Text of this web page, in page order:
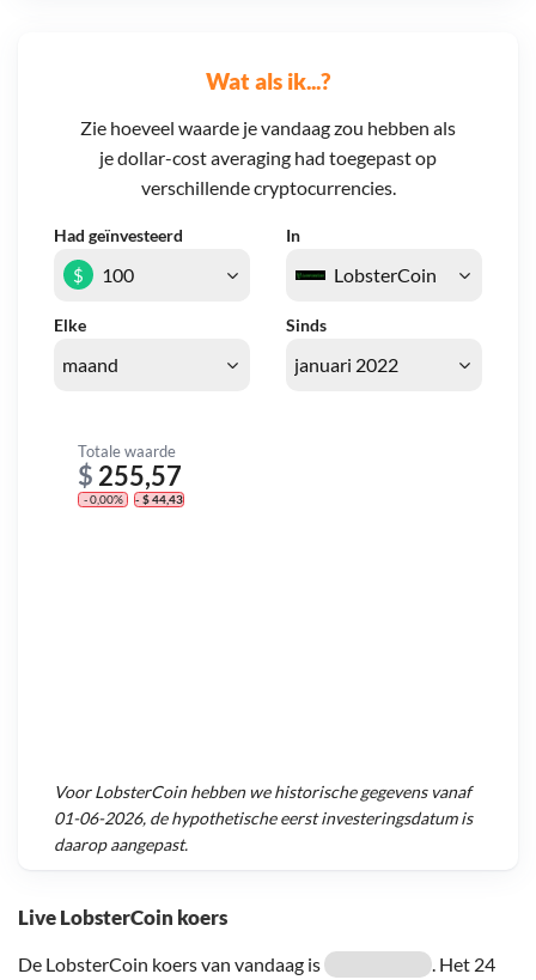
Live LobsterCoin koers
De LobsterCoin koers van vandaag is
. Het 24
Wat als ik...?
Zie hoeveel waarde je vandaag zou hebben als
je dollar-cost averaging had toegepast op
verschillende cryptocurrencies.
Had geïnvesteerd In
Elke Sinds
$
Totale waarde
$ 255,57
- 0,00% - $ 44,43
VoorLobsterCoinhebben we historische gegevens vanaf
01-06-2026, de hypothetische eerst investeringsdatum is
daarop aangepast.